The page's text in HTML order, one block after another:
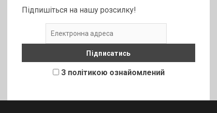
Підпишіться на нашу розсилку!
З політикою ознайомлений